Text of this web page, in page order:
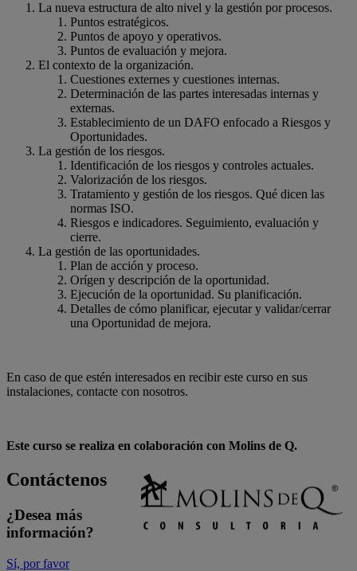
La nueva estructura de alto nivel y la gestión por procesos.
Puntos estratégicos.
Puntos de apoyo y operativos.
Puntos de evaluación y mejora.
El contexto de la organización.
Cuestiones externes y cuestiones internas.
Determinación de las partes interesadas internas y
externas.
Establecimiento de un DAFO enfocado a Riesgos y
Oportunidades.
La gestión de los riesgos.
Identificación de los riesgos y controles actuales.
Valorización de los riesgos.
Tratamiento y gestión de los riesgos. Qué dicen las
normas ISO.
Riesgos e indicadores. Seguimiento, evaluación y
cierre.
La gestión de las oportunidades.
Plan de acción y proceso.
Orígen y descripción de la oportunidad.
Ejecución de la oportunidad. Su planificación.
Detalles de cómo planificar, ejecutar y validar/cerrar
una Oportunidad de mejora.
En caso de que estén interesados en recibir este curso en sus
instalaciones, contacte con nosotros.
Este curso se realiza en colaboración con Molins de Q.
Contáctenos
¿Desea más
información?
Sí, por favor